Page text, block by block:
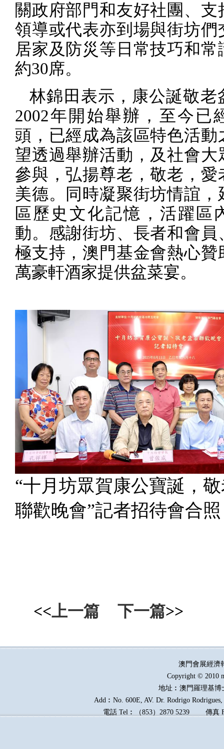
關政府部門和友好社團、支
領導或代表亦到場與街坊們
居家及防災等日常技巧和常
約30席。
林錦田表示，康公誕敬老
2002年開始舉辦，至今已
頭，已經成為該區特色活動
望透過舉辦活動，及社會大
參與，弘揚尊老，敬老，愛
美德。同時凝聚街坊情誼，
區歷史文化記憶，活躍區
動。感謝街坊、長者和會員
極支持，澳門基金會熱心贊
萬豪軒酒家提供盆菜宴。
“十月坊眾賀康公寶誕，
聯歡晚會”記者招待會合照
<<上一篇 下一篇>>
澳門會展經
Copyright © 2010
地址︰澳門羅理基博
Add︰No. 600E, AV. Dr. Rodrigo
電話 Tel︰（853）2870 5239傳真